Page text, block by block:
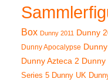
Box Dunny 2011 Dunny
Dunny Apocalypse
Dunny Azteca 2 Dunny
Series 5 Dunny UK